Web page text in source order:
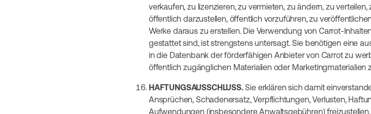
verkaufen, zu lizenzieren, zu vermieten, zu ändern, zu
öffentlich darzustellen, öffentlich vorzuführen, zu
Werke daraus zu erstellen. Die Verwendung von Carrot-
gestattet sind, ist strengstens untersagt. Sie benötigen eine
in die Datenbank der förderfähigen Anbieter von Carrot zu
öffentlich zugänglichen Materialien oder Marketingmaterialien
HAFTUNGSAUSSCHLUSS.Sie erklären sich damit
Ansprüchen, Schadenersatz, Verpflichtungen, Verlusten,
Aufwendungen (insbesondere Anwaltsgebühren)